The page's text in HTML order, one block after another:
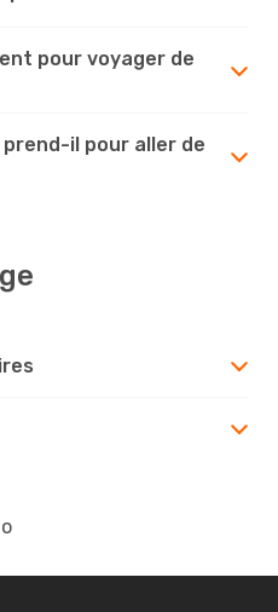
pour voyager de
il pour aller de